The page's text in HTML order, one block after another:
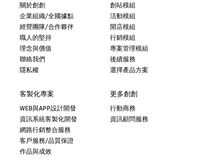
關於創創
企業組織/全國據點
經營團隊/合作夥伴
職人的堅持
理念與價值
聯絡我們
隱私權
創站模組
活動模組
開店模組
行銷模組
專案管理模組
後續服務
選擇產品方案
客製化專案
WEB與APP設計開發
資訊系統客製化開發
網路行銷整合服務
客戶服務/品質保證
作品與成效
更多創創
行動商務
資訊顧問服務